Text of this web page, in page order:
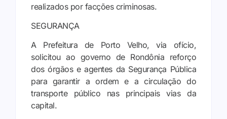
realizados por facções criminosas.
SEGURANÇA
A Prefeitura de Porto Velho, via ofício,
solicitou ao governo de Rondônia reforço
dos órgãos e agentes da Segurança Pública
para garantir a ordem e a circulação do
transporte público nas principais vias da
capital.